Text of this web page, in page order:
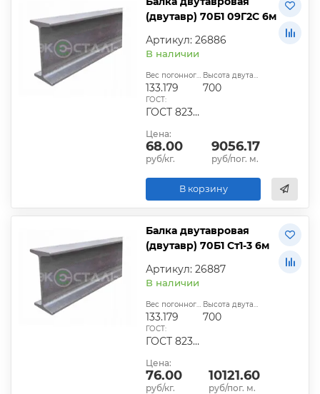
(двутавр) 70Б1 09Г2С 6м
Артикул: 26886
В наличии
Вес погонного метра, кг:
133.179
Высота двутавра:
700
ГОСТ:
ГОСТ 8239-89
Цена:
68.00
руб/кг.
9056.17
руб/пог. м.
В корзину
Балка двутавровая
(двутавр) 70Б1 Ст1-3 6м
Артикул: 26887
В наличии
Вес погонного метра, кг:
133.179
Высота двутавра:
700
ГОСТ:
ГОСТ 8239-89
Цена:
76.00
руб/кг.
10121.60
руб/пог. м.